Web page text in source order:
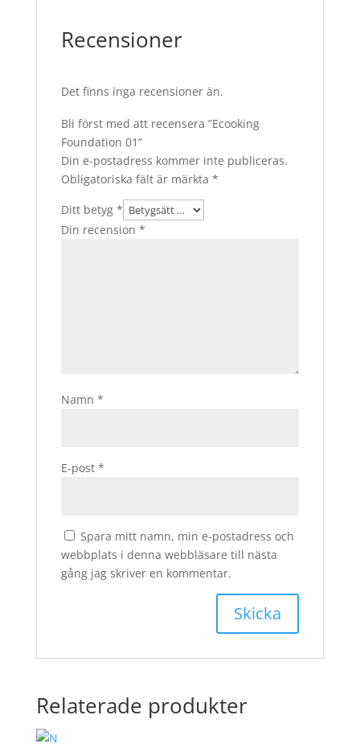
Recensioner
Det finns inga recensioner än.
Bli först med att recensera ”Ecooking
Foundation 01”
Din e-postadress kommer inte publiceras.
Obligatoriska fält är märkta *
Ditt betyg *
Din recension *
Namn *
E-post *
Spara mitt namn, min e-postadress och
webbplats i denna webbläsare till nästa
gång jag skriver en kommentar.
Relaterade produkter